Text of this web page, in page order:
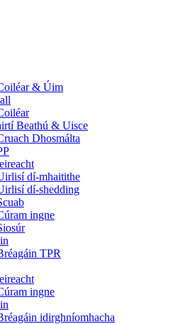
& Úim
Beathú & Uisce
Dhosmálta
dí-mhaitithe
dí-shedding
ingne
TPR
ingne
idirghníomhacha